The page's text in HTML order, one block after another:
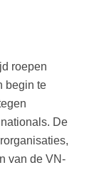
roepen
begin te
De
van de VN-